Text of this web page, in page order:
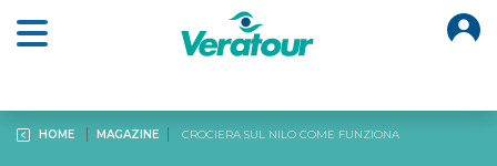
HOME MAGAZINE CROCIERA SUL NILO COME FUNZIONA